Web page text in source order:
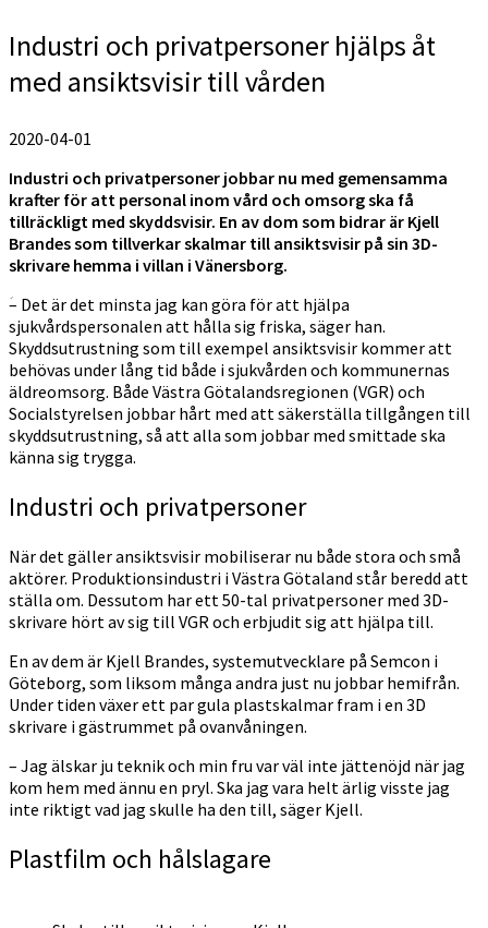
Industri och privatpersoner hjälps åt
med ansiktsvisir till vården
2020-04-01
Industri och privatpersoner jobbar nu med gemensamma
krafter för att personal inom vård och omsorg ska få
tillräckligt med skyddsvisir. En av dom som bidrar är Kjell
Brandes som tillverkar skalmar till ansiktsvisir på sin 3D-
skrivare hemma i villan i Vänersborg.
ؘ– Det är det minsta jag kan göra för att hjälpa
sjukvårdspersonalen att hålla sig friska, säger han.
Skyddsutrustning som till exempel ansiktsvisir kommer att
behövas under lång tid både i sjukvården och kommunernas
äldreomsorg. Både Västra Götalandsregionen (VGR) och
Socialstyrelsen jobbar hårt med att säkerställa tillgången till
skyddsutrustning, så att alla som jobbar med smittade ska
känna sig trygga.
Industri och privatpersoner
När det gäller ansiktsvisir mobiliserar nu både stora och små
aktörer. Produktionsindustri i Västra Götaland står beredd att
ställa om. Dessutom har ett 50-tal privatpersoner med 3D-
skrivare hört av sig till VGR och erbjudit sig att hjälpa till.
En av dem är Kjell Brandes, systemutvecklare på Semcon i
Göteborg, som liksom många andra just nu jobbar hemifrån.
Under tiden växer ett par gula plastskalmar fram i en 3D
skrivare i gästrummet på ovanvåningen.
– Jag älskar ju teknik och min fru var väl inte jättenöjd när jag
kom hem med ännu en pryl. Ska jag vara helt ärlig visste jag
inte riktigt vad jag skulle ha den till, säger Kjell.
Plastfilm och hålslagare